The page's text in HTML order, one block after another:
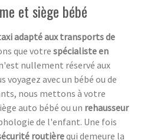
et siège bébé
adapté aux transports de
que votre spécialiste en
nullement réservé aux
voyagez avec un bébé ou de
nous mettons à votre
auto bébé ou un rehausseur
de l'enfant. Une fois
routièrequi demeure la